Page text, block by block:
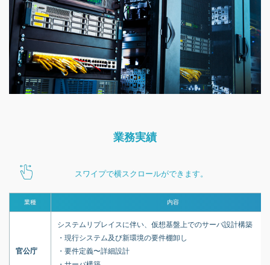
業務実績
スワイプで横スクロールができます。
業種 内容
官公庁
システムリプレイスに伴い、仮想基盤上でのサーバ設計構築
・現行システム及び新環境の要件棚卸し
・要件定義〜詳細設計